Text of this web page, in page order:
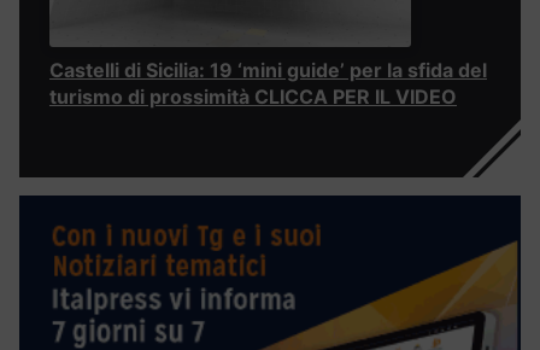
Castelli di Sicilia: 19 ‘mini guide’ per la sfida del
turismo di prossimità CLICCA PER IL VIDEO